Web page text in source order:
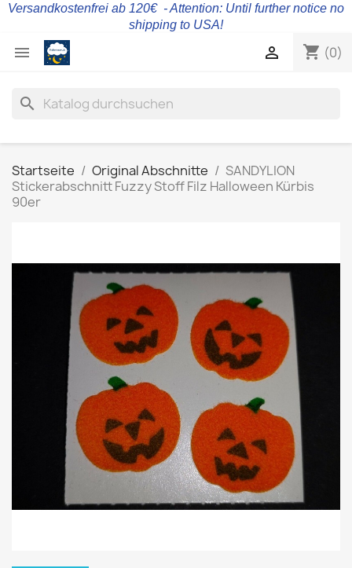
Versandkostenfrei ab 120€ - Attention: Until further notice no
shipping to USA!
 shopping_cart (0)

search
Startseite Original Abschnitte
SANDYLION
Stickerabschnitt Fuzzy Stoff Filz Halloween Kürbis
90er